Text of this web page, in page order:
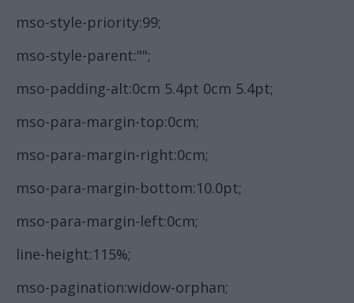
mso-style-priority:99;
mso-style-parent:"";
mso-padding-alt:0cm 5.4pt 0cm 5.4pt;
mso-para-margin-top:0cm;
mso-para-margin-right:0cm;
mso-para-margin-bottom:10.0pt;
mso-para-margin-left:0cm;
line-height:115%;
mso-pagination:widow-orphan;